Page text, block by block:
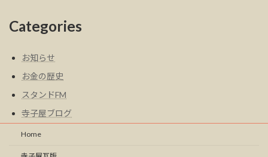
Categories
お知らせ
お金の歴史
スタンドFM
寺子屋ブログ
Home